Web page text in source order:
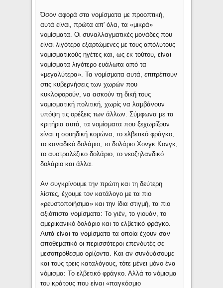
Όσον αφορά στα νομίσματα με προοπτική,
αυτά είναι, πρώτα απ' όλα, τα «μικρά»
νομίσματα. Οι συναλλαγματικές μονάδες που
είναι λιγότερο εξαρτώμενες με τους απόλυτους
νομισματικούς ηγέτες και, ως εκ τούτου, είναι
νομίσματα λιγότερο ευάλωτα από τα
«μεγαλύτερα». Τα νομίσματα αυτά, επιτρέπουν
στις κυβερνήσεις των χωρών που
κυκλοφορούν, να ασκούν τη δική τους
νομισματική πολιτική, χωρίς να λαμβάνουν
υπόψη τις ορέξεις των άλλων. Σύμφωνα με τα
κριτήρια αυτά, τα νομίσματα που ξεχωρίζουν
είναι η σουηδική κορώνα, το ελβετικό φράγκο,
το καναδικό δολάριο, το δολάριο Χονγκ Κονγκ,
το αυστραλέζικο δολάριο, το νεοζηλανδικό
δολάριο και άλλα.
Αν συγκρίνουμε την πρώτη και τη δεύτερη
λίστες, έχουμε τον κατάλογο με τα πιο
«ρευστοποιήσιμα» και την ίδια στιγμή, τα πιο
αξιόπιστα νομίσματα: Το γιέν, το γιουάν, το
αμερικανικό δολάριο και το ελβετικό φράγκο.
Αυτά είναι τα νομίσματα τα οποία έχουν σαν
αποθεματικό οι περισσότεροι επενδυτές σε
μεσοπρόθεσμο ορίζοντα. Και αν συνδυάσουμε
και τους τρεις καταλόγους, τότε μένει μόνο ένα
νόμισμα: Το ελβετικό φράγκο. Αλλά το νόμισμα
του κράτους που είναι «παγκόσμιο